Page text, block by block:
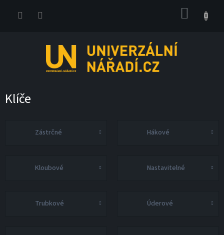
Klíče
Zástrčné Hákové
Kloubové Nastavitelné
Trubkové Úderové